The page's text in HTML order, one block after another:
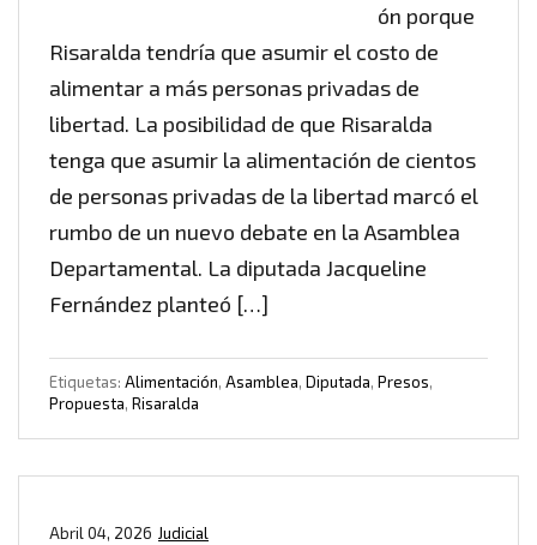
ón porque
Risaralda tendría que asumir el costo de
alimentar a más personas privadas de
libertad. La posibilidad de que Risaralda
tenga que asumir la alimentación de cientos
de personas privadas de la libertad marcó el
rumbo de un nuevo debate en la Asamblea
Departamental. La diputada Jacqueline
Fernández planteó […]
Etiquetas: Alimentación, Asamblea, Diputada, Presos,
Propuesta, Risaralda
Judicial
Abril 04, 2026